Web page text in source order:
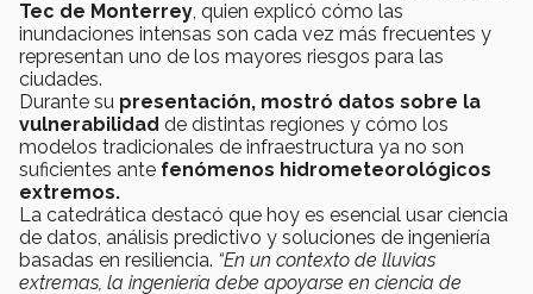
Tec de Monterrey, quien explicó cómo las
inundaciones intensas son cada vez más frecuentes y
representan uno de los mayores riesgos para las
ciudades.
Durante su presentación, mostró datos sobre la
vulnerabilidad de distintas regiones y cómo los
modelos tradicionales de infraestructura ya no son
suficientes ante fenómenos hidrometeorológicos
extremos.
La catedrática destacó que hoy es esencial usar ciencia
de datos, análisis predictivo y soluciones de ingeniería
basadas en resiliencia. “En un contexto de lluvias
extremas, la ingeniería debe apoyarse en ciencia de